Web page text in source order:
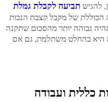
להגיש תביעה לקבלת גמלת
הכוללת של מקבל קצבת הנכות
גבוהה יותר מהסכום שתקנה
היא בהחלט משתלמת, גם אם
כללית ועבודה